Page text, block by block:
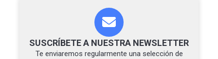
SUSCRÍBETE A NUESTRA NEWSLETTER
Te enviaremos regularmente una selección de